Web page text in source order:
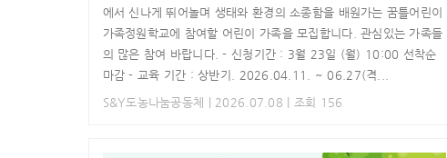
에서 신나게 뛰어놀며 생태와 환경의 소종함을 배원가는 꿈틀어린이
가족정원학교에 참여할 어린이 가족을 모집합니다. 관심있는 가족들
의 많은 참여 바랍니다. - 신청기간 : 3월 23일 (월) 10:00 선착순
마감 - 교육 기간 : 상반기. 2026.04.11. ~ 06.27(격...
S&Y도농나눔공동체
| 2026.07.08 | 조회 156